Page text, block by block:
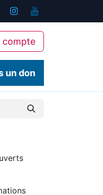
compte
un don